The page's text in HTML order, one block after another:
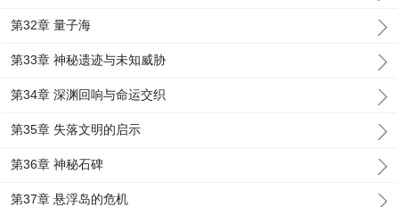
第32章 量子海
第33章 神秘遗迹与未知威胁
第34章 深渊回响与命运交织
第35章 失落文明的启示
第36章 神秘石碑
第37章 悬浮岛的危机